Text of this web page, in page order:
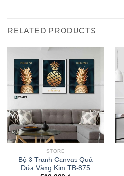
RELATED PRODUCTS
STORE
Bộ 3 Tranh Canvas Quả
Dứa Vàng Kim TB-875